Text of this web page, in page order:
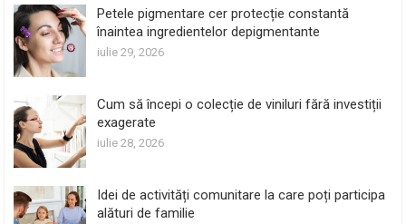
Petele pigmentare cer protecție constantă
înaintea ingredientelor depigmentante
iulie 29, 2026
Cum să începi o colecție de viniluri fără investiții
exagerate
iulie 28, 2026
Idei de activități comunitare la care poți participa
alături de familie